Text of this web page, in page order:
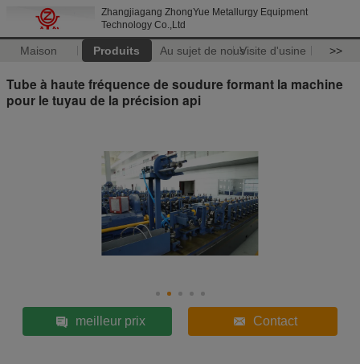
Zhangjiagang ZhongYue Metallurgy Equipment
Technology Co.,Ltd
Maison Produits Au sujet de nousVisite d'usine >>
Tube à haute fréquence de soudure formant la machine
pour le tuyau de la précision api
meilleur prix Contact